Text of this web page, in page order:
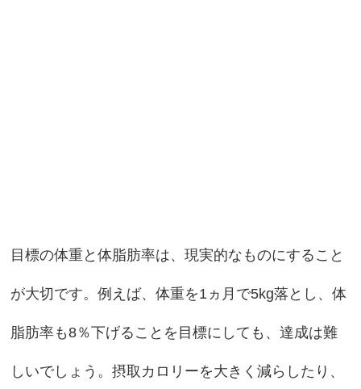
目標の体重と体脂肪率は、現実的なものにすること
が大切です。例えば、体重を1ヵ月で5kg落とし、体
脂肪率も8％下げることを目標にしても、達成は難
しいでしょう。摂取カロリーを大きく減らしたり、